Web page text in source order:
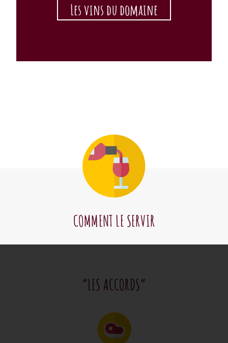
Les vins du domaine
COMMENT LE SERVIR
“LES ACCORDS”